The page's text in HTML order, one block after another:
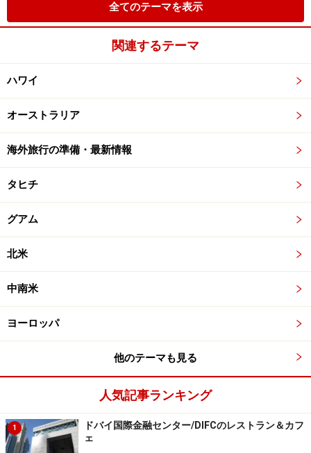
全てのテーマを表示
関連するテーマ
ハワイ
オーストラリア
海外旅行の準備・最新情報
タヒチ
グアム
北米
中南米
ヨーロッパ
他のテーマも見る
人気記事ランキング
1
ドバイ国際金融センター/DIFCのレストラン＆カフ
ェ